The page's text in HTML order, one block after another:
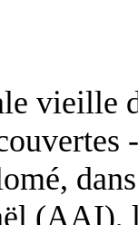
vieille
(AAI),